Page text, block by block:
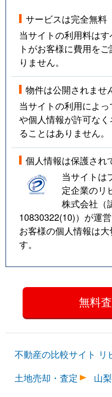
サービスは完全無料
当サイトの利用料は
トがお客様に費用を
りません。
物件は公開されませ
当サイトの利用によ
や個人情報が許可な
ることはありません。
個人情報は保護され
当サイトは
定企業のリ
株式会社（
10830322(10)）が運
お客様の個人情報は
す。
不動産の比較サイト リ
土地売却・査定
山